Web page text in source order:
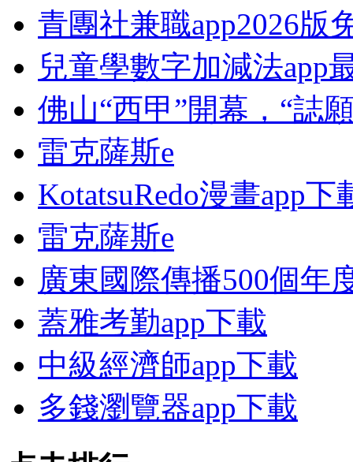
青團社兼職app2026版
兒童學數字加減法app
佛山“西甲”開幕，“誌
雷克薩斯e
KotatsuRedo漫畫app下
雷克薩斯e
廣東國際傳播500個年
蓋雅考勤app下載
中級經濟師app下載
多錢瀏覽器app下載